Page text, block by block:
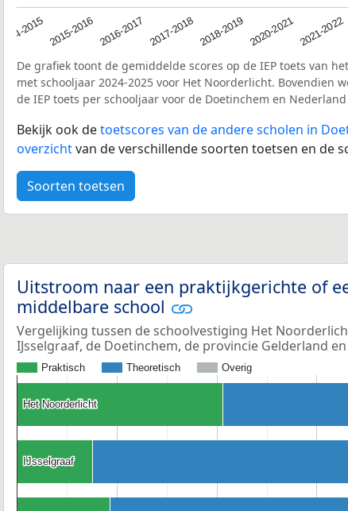
2015 2015-2016 2016-2017 2017-2018 2018-2019 2020-20212021-2022
De grafiek toont de gemiddelde scores op de IEP toets van
met schooljaar 2024-2025 voor Het Noorderlicht. Bovendien
de IEP toets per schooljaar voor de Doetinchem en
Bekijk ook detoetscores van de andere scholen in
overzichtvan de verschillende soorten toetsen en de
Soorten toetsen
Uitstroom naar een praktijkgerichte of
middelbare school
Vergelijking tussen de schoolvestiging Het
IJsselgraaf, de Doetinchem, de provincie Gelderland
Praktisch Theoretisch Overig
Het Noorderlicht
Het Noorderlicht
IJsselgraaf
IJsselgraaf